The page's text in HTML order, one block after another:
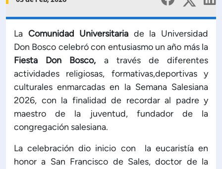
Capacitación Institucional
Estructura organizativa
Rector
Académica
Secretaría General
Publicaciones
La Comunidad Universitaria de la Universidad
Don Bosco celebró con entusiasmo un año más la
Fiesta Don Bosco, a través de diferentes
actividades religiosas, formativas,deportivas y
culturales enmarcadas en la Semana Salesiana
2026, con la finalidad de recordar al padre y
maestro de la juventud, fundador de la
congregación salesiana.
La celebración dio inicio con la eucaristía en
honor a San Francisco de Sales, doctor de la